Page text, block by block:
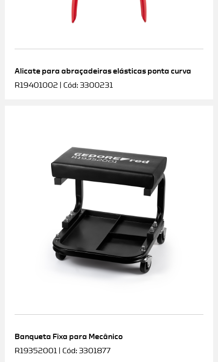
Alicate para abraçadeiras elásticas ponta curva
R19401002 | Cód: 3300231
Banqueta Fixa para Mecânico
R19352001 | Cód: 3301877